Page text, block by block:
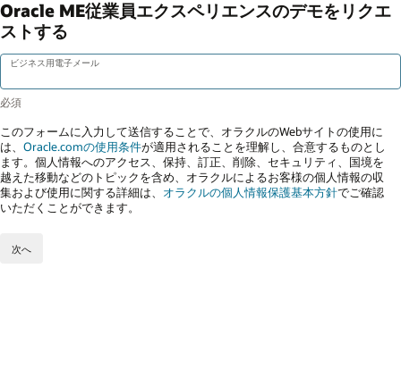
Oracle ME従業員エクスペリエンスのデモをリクエ
ストする
ビジネス用電子メール
このフォームに入力して送信することで、オラクルのWebサイトの使用に
は、 Oracle.comの使用条件が適用されることを理解し、合意するものとし
ます。個人情報へのアクセス、保持、訂正、削除、セキュリティ、国境を
越えた移動などのトピックを含め、オラクルによるお客様の個人情報の収
集および使用に関する詳細は、 オラクルの個人情報保護基本方針でご確認
いただくことができます。
次へ